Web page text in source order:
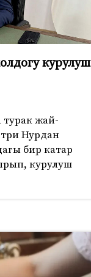
курулуш
турак жай-
Нурдан
бир катар
курулуш